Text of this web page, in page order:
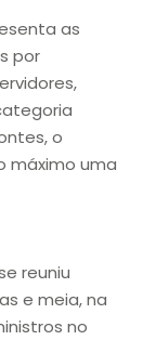
as
por
o
máximo uma
reuniu
e meia, na
no